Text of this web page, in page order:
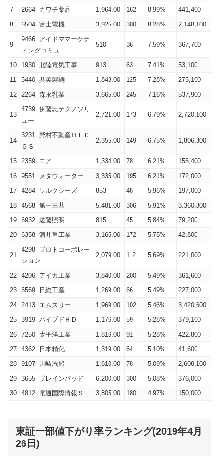
7
2664 カワチ薬品 1,964.00 162 8.99%
441,400
8
6504 富士電機 3,925.00 300 8.28% 2,148,100
9
9466 アイドママーケテ
ィングコミュ
510 36 7.59% 367,700
10 1930 北陸電気工事 913 63 7.41%
53,100
11
5440 共英製鋼 1,843.00 125 7.28%
275,100
12
2264 森永乳業 3,665.00 245 7.16% 537,900
13
4739 伊藤忠テクノソリ
ュー
2,721.00 173 6.79% 2,720,100
14
3231 野村不動産ＨＬＤ
ＧＳ
2,355.00 149 6.75% 1,806,300
15 2359 コア 1,334.00 78 6.21%
155,400
16
9551 メタウォーター 3,335.00 195 6.21%
172,000
17
4284 ソルクシーズ 853 48 5.96%
197,000
18
4568 第一三共 5,481.00 306 5.91%
3,360,800
19
6932 遠藤照明 815 45 5.84%
79,200
20
6358 酒井重工業 3,165.00 172 5.75% 42,800
21
4298 プロトコーポレー
ション
2,079.00 112 5.69% 221,000
22 4206 アイカ工業 3,840.00 200 5.49%
361,600
23
6569 日総工産 1,269.00 66 5.49%
227,000
24
2413 エムスリー 1,969.00 102 5.46%
3,420,600
25
3919 パイプドＨＤ 1,176.00 59 5.28%
379,100
26
7250 太平洋工業 1,816.00 91 5.28%
422,800
27
4362 日本精化 1,319.00 64 5.10%
41,600
28
9107 川崎汽船 1,610.00 78 5.09%
2,608,100
29
3655 ブレインパッド 6,200.00 300 5.08%
376,000
30
4812 電通国際情報Ｓ 3,805.00 180 4.97% 150,000
東証一部値下がり率ランキング(2019年4月
26日)